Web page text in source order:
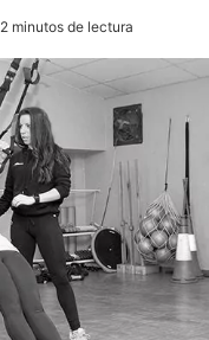
2 minutos de lectura